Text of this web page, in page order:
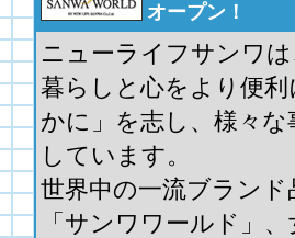
オープン！
ニューライフサンワ
暮らしと心をより便
かに」を志し、様々な
しています。
世界中の一流ブランド
「サンワワールド」